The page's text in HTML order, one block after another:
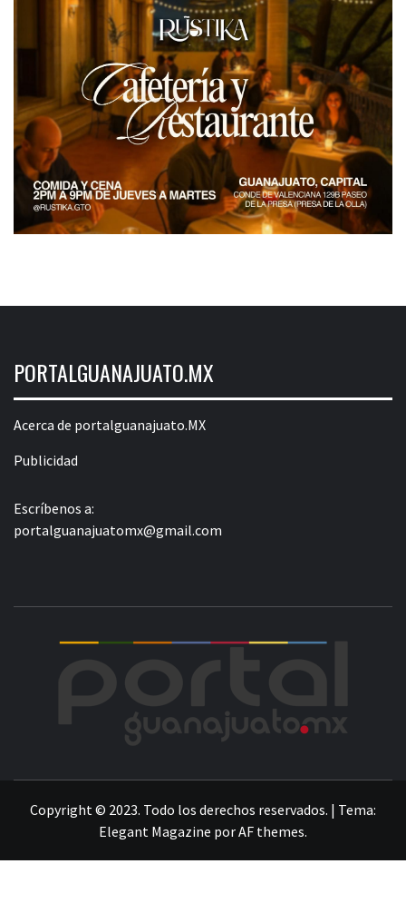
PORTALGUANAJUATO.MX
Acerca de portalguanajuato.MX
Publicidad
Escríbenos a:
portalguanajuatomx@gmail.com
Copyright © 2023. Todo los derechos reservados. | Tema:
Elegant Magazine porAF themes.